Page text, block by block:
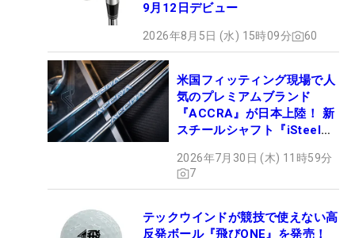
9月12日デビュー
2026年8月5日 (水) 15時09分 60
米国フィッティング現場で人
気のプレミアムブランド
『ACCRA』が日本上陸！ 新
スチールシャフト『iSteel
2026年7月30日 (木) 11時59分
7
テックウインドが競技で使えない高
反発ボール『飛びONE』を発売！